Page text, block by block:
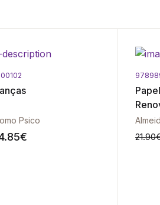
Psico
€ 21.90